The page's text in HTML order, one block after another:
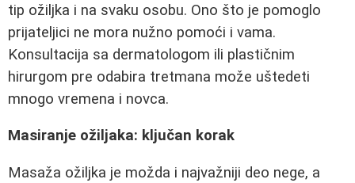
tip ožiljka i na svaku osobu. Ono što je pomoglo
prijateljici ne mora nužno pomoći i vama.
Konsultacija sa dermatologom ili plastičnim
hirurgom pre odabira tretmana može uštedeti
mnogo vremena i novca.
Masiranje ožiljaka: ključan korak
Masaža ožiljka je možda i najvažniji deo nege, a